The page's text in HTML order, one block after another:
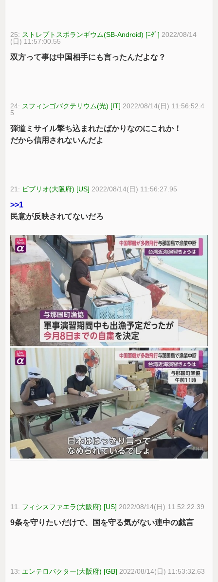
25: ストレプトスポランギウム(SB-Android) [ﾆﾀﾞ] 2022/08/14
(日) 11:57:00.55
双方って事は中国相手にも言ったんだよな？
24: スフィンゴバクテリウム(光) [IT] 2022/08/14(日) 11:56:52.4
5
弾道ミサイル撃ち込まれたばかりなのにこれか！
だから信用されないんだよ
21: ビブリオ(大阪府) [US] 2022/08/14(日) 11:56:27.95
>>1
民意が反映されてないだろ
11: フィシスファエラ(大阪府) [US] 2022/08/14(日) 11:52:22.39
9条を守りたいだけで、国を守る気がない連中の戯言
13: エンテロバクター(大阪府) [GB] 2022/08/14(日) 11:53:32.63